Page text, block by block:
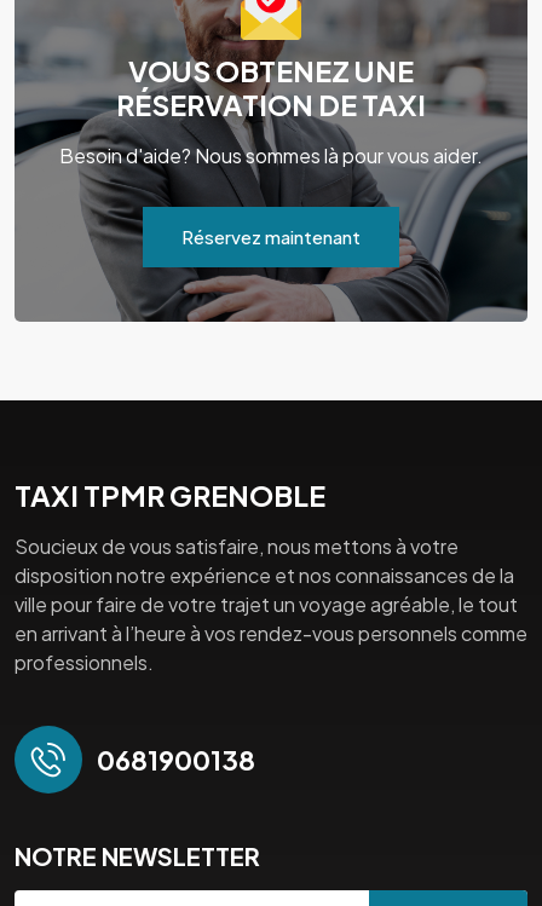
VOUS OBTENEZ UNE
RÉSERVATION DE TAXI
Besoin d'aide? Nous sommes là pour vous aider.
Réservez maintenant
TAXI TPMR GRENOBLE
Soucieux de vous satisfaire, nous mettons à votre
disposition notre expérience et nos connaissances de la
ville pour faire de votre trajet un voyage agréable, le tout
en arrivant à l’heure à vos rendez-vous personnels comme
professionnels.
0681900138
NOTRE NEWSLETTER